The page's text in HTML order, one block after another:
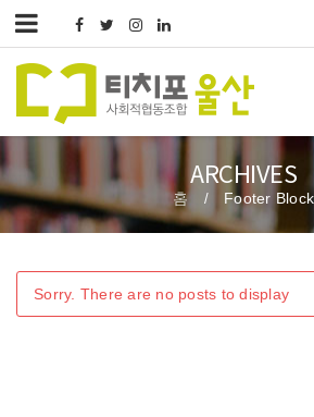
ARCHIVES
홈 / Footer Block
Sorry. There are no posts to display